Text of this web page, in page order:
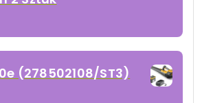
(278502108/ST3)